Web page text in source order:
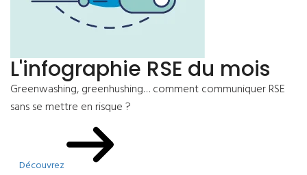
L'infographie RSE du mois
Greenwashing, greenhushing… comment communiquer RSE
sans se mettre en risque ?
Découvrez